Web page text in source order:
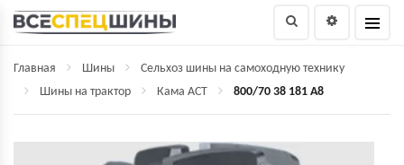
Главная Шины
Сельхоз шины на самоходную технику
Шины на трактор
Кама ACT 800/70 38 181 A8